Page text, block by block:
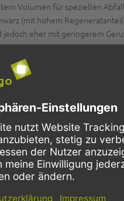
Volumen für speziellen
(mit hohem
jedoch eher mit geringerem
(High Density).
Zerreißen kommt. Um
dort zum Einsatz, wo es
am Arbeitsplatz,
aus HDPE mit 70L mit
bei Verwendung guter
Qualitätsware für